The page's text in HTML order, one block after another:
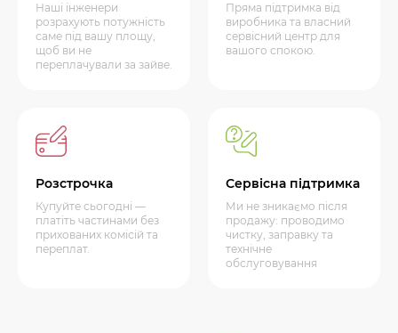
Наші інженери
розрахують потужність
саме під вашу площу,
щоб ви не
переплачували за зайве.
Пряма підтримка від
виробника та власний
сервісний центр для
вашого спокою.
Розстрочка
Купуйте сьогодні —
платіть частинами без
прихованих комісій та
переплат.
Сервісна підтримка
Ми не зникаємо після
продажу: проводимо
чистку, заправку та
технічне
обслуговування